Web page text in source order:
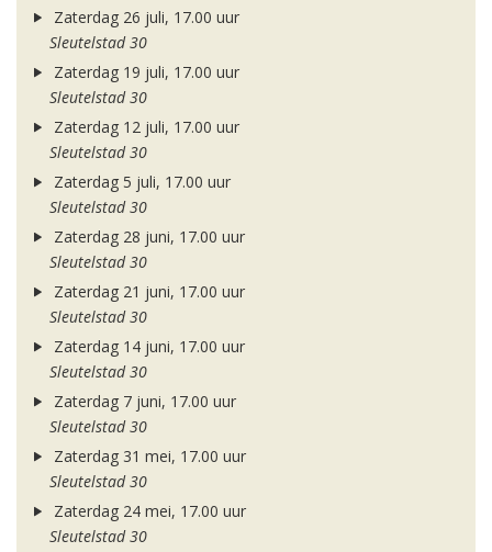
Zaterdag 26 juli, 17.00 uur
Sleutelstad 30
Zaterdag 19 juli, 17.00 uur
Sleutelstad 30
Zaterdag 12 juli, 17.00 uur
Sleutelstad 30
Zaterdag 5 juli, 17.00 uur
Sleutelstad 30
Zaterdag 28 juni, 17.00 uur
Sleutelstad 30
Zaterdag 21 juni, 17.00 uur
Sleutelstad 30
Zaterdag 14 juni, 17.00 uur
Sleutelstad 30
Zaterdag 7 juni, 17.00 uur
Sleutelstad 30
Zaterdag 31 mei, 17.00 uur
Sleutelstad 30
Zaterdag 24 mei, 17.00 uur
Sleutelstad 30